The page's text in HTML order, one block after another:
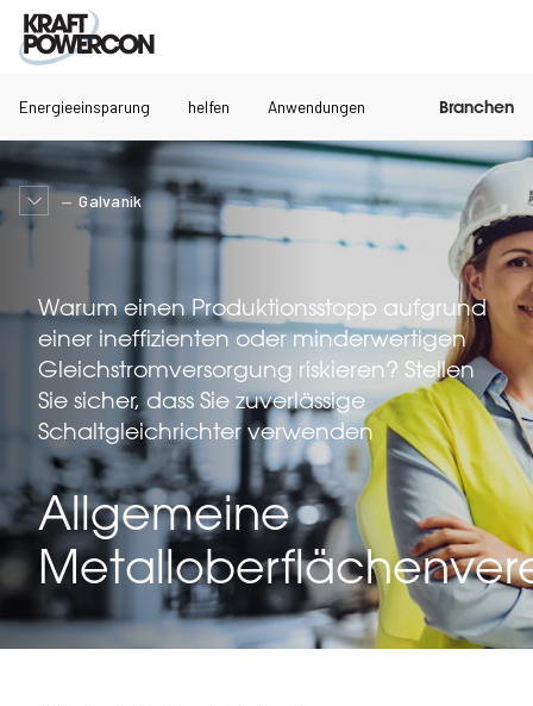
Energieeinsparung helfen Anwendungen Branchen
Galvanik
Warum einen Produktionsstopp aufgrund
einer ineffizienten oder minderwertigen
Gleichstromversorgung riskieren? Stellen
Sie sicher, dass Sie zuverlässige
Schaltgleichrichter verwenden
Allgemeine